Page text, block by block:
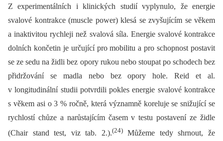
Z experimentálních i klinických studií vyplynulo, že energie
svalové kontrakce (muscle power) klesá se zvyšujícím se věkem
a inaktivitou rychleji než svalová síla. Energie svalové kontrakce
dolních končetin je určující pro mobilitu a pro schopnost postavit
se ze sedu na židli bez opory rukou nebo stoupat po schodech bez
přidržování se madla nebo bez opory hole. Reid et al.
v longitudinální studii potvrdili pokles energie svalové kontrakce
s věkem asi o 3 % ročně, která významně koreluje se snižující se
rychlostí chůze a narůstajícím časem v testu postavení ze židle
(Chair stand test, viz tab. 2.).(24)Můžeme tedy shrnout, že